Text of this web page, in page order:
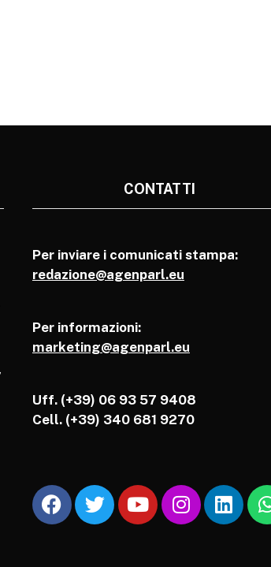
CONTATTI
Per inviare i comunicati stampa:
redazione@agenparl.eu
Per informazioni:
marketing@agenparl.eu
Uff. (+39) 06 93 57 9408
Cell. (+39) 340 681 9270